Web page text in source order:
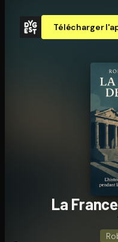
Télécharger
La